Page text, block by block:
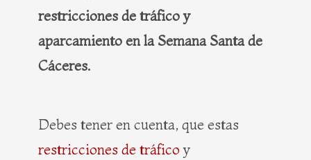
restricciones de tráfico y
aparcamiento en la Semana Santa de
Cáceres.
Debes tener en cuenta, que estas
restricciones de tráfico y